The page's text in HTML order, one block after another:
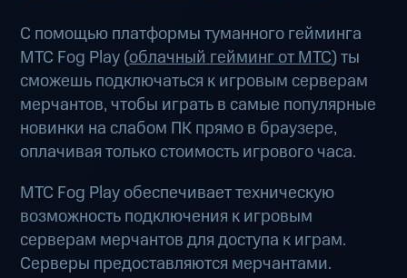
С помощью платформы туманного гейминга
МТС Fog Play (облачный гейминг от МТС) ты
сможешь подключаться к игровым серверам
мерчантов, чтобы играть в самые популярные
новинки на слабом ПК прямо в браузере,
оплачивая только стоимость игрового часа.
МТС Fog Play обеспечивает техническую
возможность подключения к игровым
серверам мерчантов для доступа к играм.
Серверы предоставляются мерчантами.